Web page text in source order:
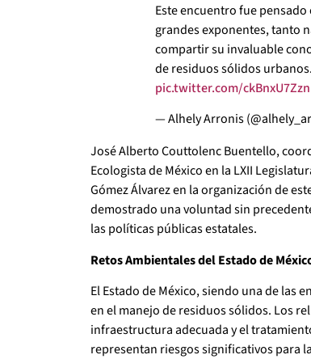
Este encuentro fue
grandes exponentes, tanto
compartir su invaluable
de residuos sólidos urbanos.
pic.twitter.com/ckBnxU7Zzn
— Alhely Arronis
José Alberto Couttolenc Buentello,
Ecologista de México en la LXII
Gómez Álvarez en la organización de
demostrado una voluntad sin
las políticas públicas estatales.
Retos Ambientales del Estado de
El Estado de México, siendo una de las
en el manejo de residuos sólidos. Los
infraestructura adecuada y el
representan riesgos significativos para